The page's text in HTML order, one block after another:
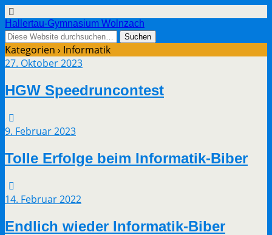
Hallertau-Gymnasium Wolnzach
Kategorien › Informatik
27. Oktober 2023
HGW Speedruncontest
9. Februar 2023
Tolle Erfolge beim Informatik-Biber
14. Februar 2022
Endlich wieder Informatik-Biber